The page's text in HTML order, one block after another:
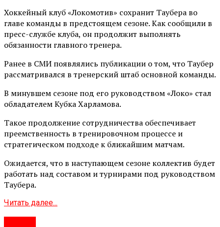
Хоккейный клуб «Локомотив» сохранит Таубера во
главе команды в предстоящем сезоне. Как сообщили в
пресс-службе клуба, он продолжит выполнять
обязанности главного тренера.
Ранее в СМИ появлялись публикации о том, что Таубер
рассматривался в тренерский штаб основной команды.
В минувшем сезоне под его руководством «Локо» стал
обладателем Кубка Харламова.
Такое продолжение сотрудничества обеспечивает
преемственность в тренировочном процессе и
стратегическом подходе к ближайшим матчам.
Ожидается, что в наступающем сезоне коллектив будет
работать над составом и турнирами под руководством
Таубера.
Читать далее...